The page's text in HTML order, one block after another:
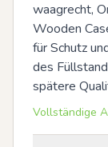
waagrecht,
Wooden
für Schutz
des
spätere
Vollständige